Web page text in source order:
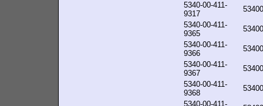
5340-00-411-
9317
5340-00-411-
9365
5340-00-411-
9366
5340-00-411-
9367
5340-00-411-
9368
5340-00-411-